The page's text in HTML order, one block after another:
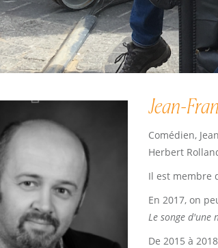
Jean-
Comédien,
Herbert
Il est membre
En 2017, on
Le songe d'une
De 2015 à